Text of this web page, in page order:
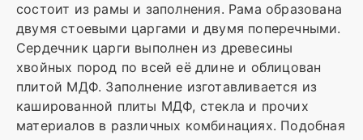
состоит из рамы и заполнения. Рама образована
двумя стоевыми царгами и двумя поперечными.
Сердечник царги выполнен из древесины
хвойных пород по всей её длине и облицован
плитой МДФ. Заполнение изготавливается из
кашированной плиты МДФ, стекла и прочих
материалов в различных комбинациях. Подобная